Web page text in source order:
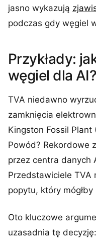
jasno wykazują
podczas gdy węgiel
Przykłady:
węgiel dla AI?
TVA niedawno
zamknięcia
Kingston Fossil Plant
Powód? Rekordowe
przez centra danych
Przedstawiciele
popytu, który
Oto kluczowe
uzasadnia tę decyzję: